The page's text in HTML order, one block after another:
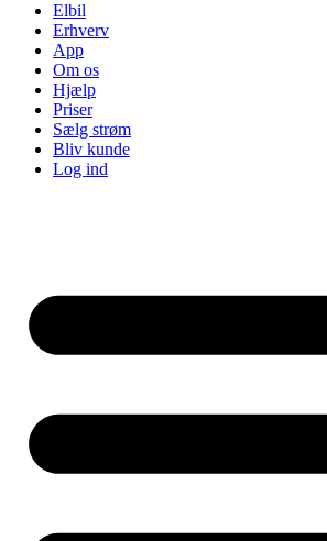
Elbil
Erhverv
App
Om os
Hjælp
Priser
Sælg strøm
Bliv kunde
Log ind